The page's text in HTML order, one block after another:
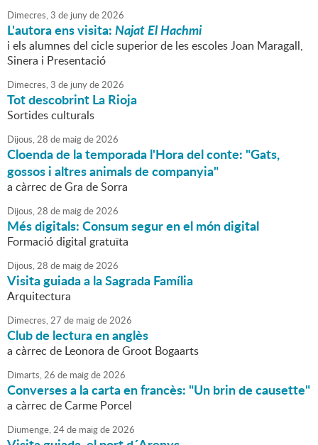
Dimecres,3 de junyde2026
L'autora ens visita:Najat El Hachmi
i els alumnes del cicle superior de les escoles Joan Maragall,
Sinera i Presentació
Dimecres,3 de junyde2026
Tot descobrint La Rioja
Sortides culturals
Dijous,28 de maigde2026
Cloenda de la temporada l'Hora del conte: "Gats,
gossos i altres animals de companyia"
a càrrec de Gra de Sorra
Dijous,28 de maigde2026
Més digitals: Consum segur en el món digital
Formació digital gratuïta
Dijous,28 de maigde2026
Visita guiada a la Sagrada Família
Arquitectura
Dimecres,27 de maigde2026
Club de lectura en anglès
a càrrec de Leonora de Groot Bogaarts
Dimarts,26 de maigde2026
Converses a la carta en francès: "Un brin de causette"
a càrrec de Carme Porcel
Diumenge,24de maigde2026